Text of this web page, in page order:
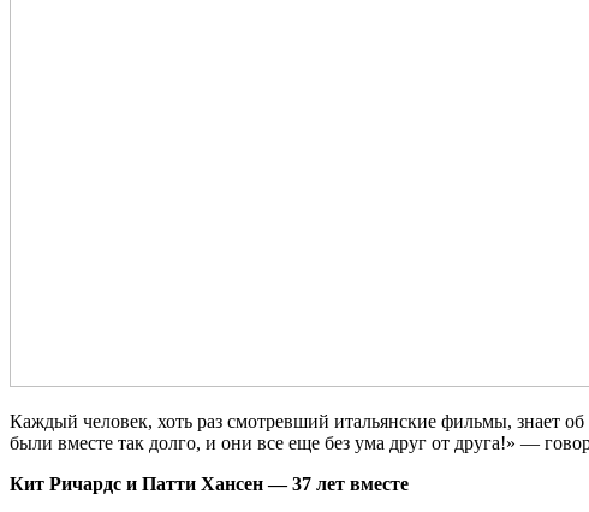
Каждый человек, хоть раз смотревший итальянские фильмы, знает
были вместе так долго, и они все еще без ума друг от друга!» —
Кит Ричардс и Патти Хансен — 37 лет вместе